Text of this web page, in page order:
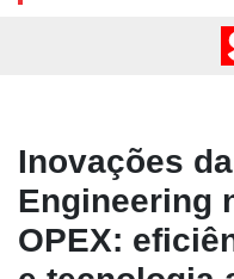
Inovações
Engineering
OPEX: